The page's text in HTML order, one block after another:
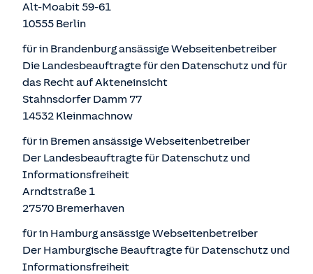
Alt-Moabit 59-61
10555 Berlin
für in Brandenburg ansässige Webseitenbetreiber
Die Landesbeauftragte für den Datenschutz und für
das Recht auf Akteneinsicht
Stahnsdorfer Damm 77
14532 Kleinmachnow
für in Bremen ansässige Webseitenbetreiber
Der Landesbeauftragte für Datenschutz und
Informationsfreiheit
Arndtstraße 1
27570 Bremerhaven
für in Hamburg ansässige Webseitenbetreiber
Der Hamburgische Beauftragte für Datenschutz und
Informationsfreiheit